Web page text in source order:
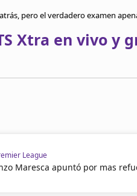
pero el verdadero examen
Xtra en vivo y
League
Maresca apuntó por mas